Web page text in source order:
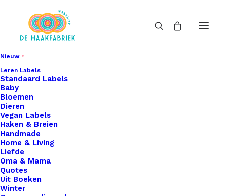
Nieuw
Leren Labels
Standaard Labels
Baby
Bloemen
Dieren
Vegan Labels
Haken & Breien
Handmade
Home & Living
Liefde
Oma & Mama
Quotes
Uit Boeken
Winter